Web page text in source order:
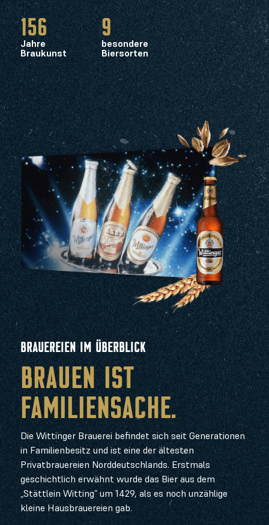
156
Jahre
Braukunst
9
besondere
Biersorten
BRAUEREIEN IM ÜBERBLICK
BRAUEN IST
FAMILIENSACHE.
Die Wittinger Brauerei befindet sich seit Generationen
in Familienbesitz und ist eine der ältesten
Privatbrauereien Norddeutschlands. Erstmals
geschichtlich erwähnt wurde das Bier aus dem
„Stättlein Witting” um 1429, als es noch unzählige
kleine Hausbrauereien gab.